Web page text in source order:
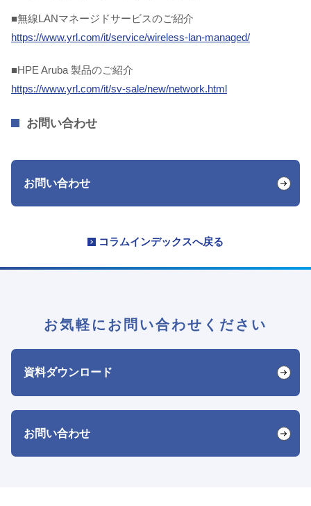
■無線LANマネージドサービスのご紹介
https://www.yrl.com/it/service/wireless-lan-managed/
■HPE Aruba 製品のご紹介
https://www.yrl.com/it/sv-sale/new/network.html
お問い合わせ
お問い合わせ
コラムインデックスへ戻る
お気軽にお問い合わせください
資料ダウンロード
お問い合わせ